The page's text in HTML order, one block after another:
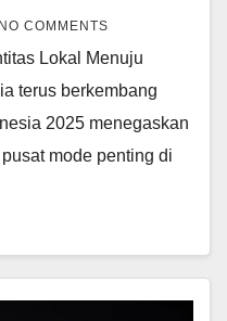
NO COMMENTS
Lokal Menuju
terus berkembang
2025 menegaskan
mode penting di